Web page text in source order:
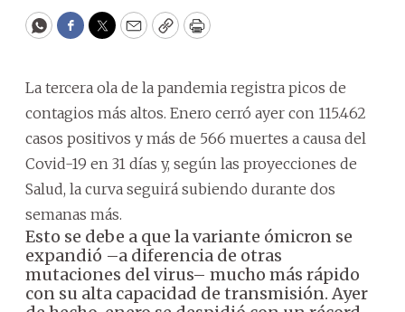
WhatsApp
Facebook
Twitter
EmailCopyPrint
La tercera ola de la pandemia registra picos de
contagios más altos. Enero cerró ayer con 115.462
casos positivos y más de 566 muertes a causa del
Covid-19 en 31 días y, según las proyecciones de
Salud, la curva seguirá subiendo durante dos
semanas más.
Esto se debe a que la variante ómicron se
expandió –a diferencia de otras
mutaciones del virus– mucho más rápido
con su alta capacidad de transmisión. Ayer